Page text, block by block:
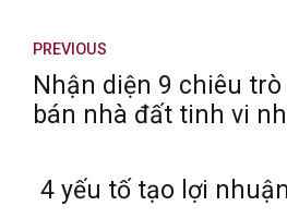
PREVIOUS
Nhận diện 9 chiêu
bán nhà đất tinh vi
4 yếu tố tạo lợi